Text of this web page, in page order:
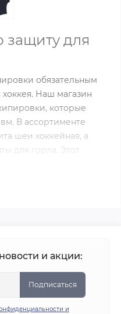
защиту для
обязательным
Наш магазин
которые
В ассортименте
шеи хоккейная, а
для горла. Этот
или ударов клюшкой, а
поскольку она
шеи для хоккея от
и подобрать
и акции:
Подписаться
и